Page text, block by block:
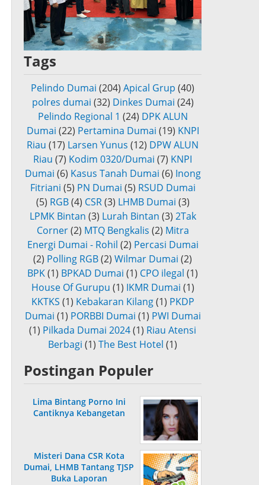
Tags
Pelindo Dumai (204) Apical Grup (40)
polres dumai (32) Dinkes Dumai (24)
Pelindo Regional 1 (24) DPK ALUN
Dumai (22) Pertamina Dumai (19) KNPI
Riau (17) Larsen Yunus (12) DPW ALUN
Riau (7) Kodim 0320/Dumai (7) KNPI
Dumai (6) Kasus Tanah Dumai (6) Inong
Fitriani (5) PN Dumai (5) RSUD Dumai
(5) RGB (4) CSR (3) LHMB Dumai (3)
LPMK Bintan (3) Lurah Bintan (3) 2Tak
Corner (2) MTQ Bengkalis (2) Mitra
Energi Dumai - Rohil (2) Percasi Dumai
(2) Polling RGB(2) Wilmar Dumai (2)
BPK(1) BPKAD Dumai (1) CPO ilegal (1)
House Of Gurupu (1) IKMR Dumai (1)
KKTKS (1) Kebakaran Kilang (1) PKDP
Dumai (1) PORBBI Dumai (1) PWI Dumai
(1) Pilkada Dumai 2024(1) Riau Atensi
Berbagi (1) The Best Hotel (1)
Postingan Populer
Lima Bintang Porno Ini
Cantiknya Kebangetan
Misteri Dana CSR Kota
Dumai, LHMB Tantang TJSP
Buka Laporan